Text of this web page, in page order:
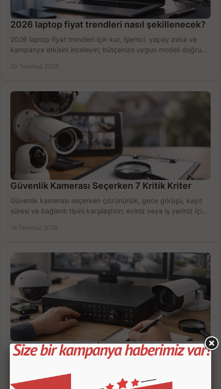
2026 laptop fiyat trendleri nasıl şekillenecek?
2026 laptop fiyat trendleri için kur, işlemci, yapay zeka ve
kampanya etkisini inceleyin; bütçenize uygun modeli doğru
20 Temmuz 2026
Güvenlik Kamerası Seçerken 7 Kritik Kriter
Güvenlik kamerası seçerken çözünürlük, gece görüşü, kayıt
süresi ve bağlantı tipini karşılaştırın; eviniz veya iş yeriniz için
18 Temmuz 2026
Kamera Kayıt Cihazı İncelemesi Nasıl Yapılır?
Kamera kayıt cihazı incelemesi yaparken kanal sayısı,
çözünürlük, disk kapasitesi ve uzaktan erişimi birlikte
değerlendirin; bütçenizi doğru yönetin.